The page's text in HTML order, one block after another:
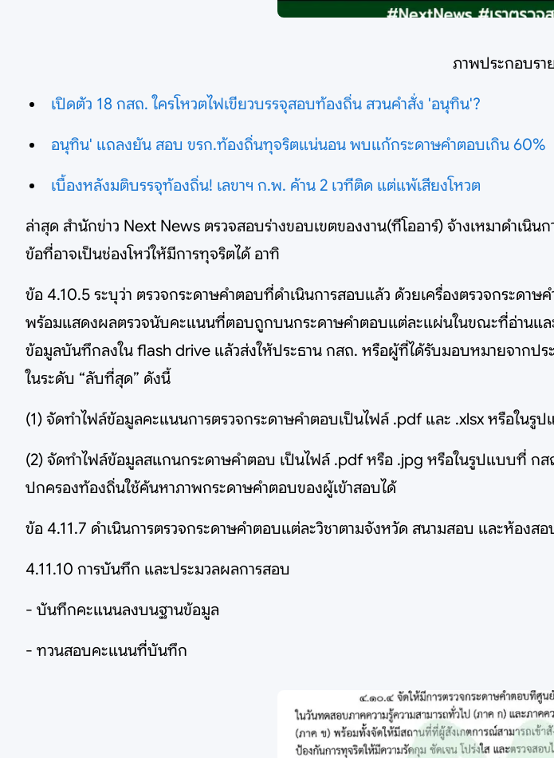
ภาพประกอบรา
เปิดตัว 18 กสถ. ใครโหวตไฟเขียวบรรจุสอบท้องถิ่น สวนคำสั่ง 'อนุทิน'?
อนุทิน' แถลงยัน สอบ ขรก.ท้องถิ่นทุจริตแน่นอน พบแก้กระดาษคำตอบเกิน 60%
เบื้องหลังมติบรรจุท้องถิ่น! เลขาฯ ก.พ. ค้าน 2 เวทีติด แต่แพ้เสียงโหวต
ล่าสุด สำนักข่าว Next News ตรวจสอบร่างขอบเขตของงาน(ทีโออาร์) จ้างเหมาดำเ
ข้อที่อาจเป็นช่องโหว่ให้มีการทุจริตได้ อาทิ
ข้อ 4.10.5 ระบุว่า ตรวจกระดาษคำตอบที่ดำเนินการสอบแล้ว ด้วยเครื่องตรวจกระด
พร้อมแสดงผลตรวจนับคะแนนที่ตอบถูกบนกระดาษคำตอบแต่ละแผ่นในขณะที่อ่านแล
ข้อมูลบันทึกลงใน flash drive แล้วส่งให้ประธาน กสถ. หรือผู้ที่ได้รับมอบหมายจากปร
ในระดับ “ลับที่สุด” ดังนี้
(1) จัดทำไฟล์ข้อมูลคะแนนการตรวจกระดาษคำตอบเป็นไฟล์ .pdf และ .xlsx หรือในรู
(2) จัดทำไฟล์ข้อมูลสแกนกระดาษคำตอบ เป็นไฟล์ .pdf หรือ .jpg หรือในรูปแบบที่ กส
ปกครองท้องถิ่นใช้ค้นหาภาพกระดาษคำตอบของผู้เข้าสอบได้
ข้อ 4.11.7 ดำเนินการตรวจกระดาษคำตอบแต่ละวิชาตามจังหวัด สนามสอบ และห้อง
4.11.10 การบันทึก และประมวลผลการสอบ
- บันทึกคะแนนลงบนฐานข้อมูล
- ทวนสอบคะแนนที่บันทึก